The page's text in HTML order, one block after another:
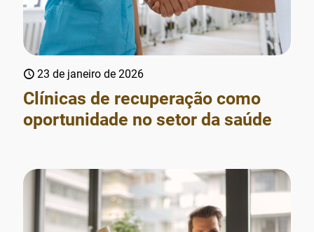
23 de janeiro de 2026
Clínicas de recuperação como
oportunidade no setor da saúde